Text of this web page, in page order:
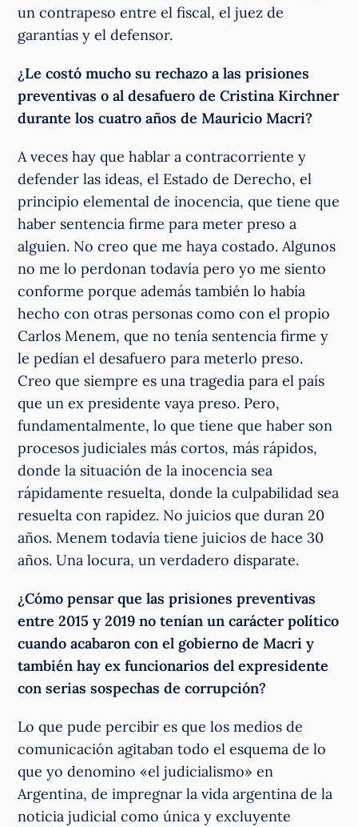
un contrapeso entre el fiscal, el juez de
garantías y el defensor.
¿Le costó mucho su rechazo a las prisiones
preventivas o al desafuero de Cristina Kirchner
durante los cuatro años de Mauricio Macri?
A veces hay que hablar a contracorriente y
defender las ideas, el Estado de Derecho, el
principio elemental de inocencia, que tiene que
haber sentencia firme para meter preso a
alguien. No creo que me haya costado. Algunos
no me lo perdonan todavía pero yo me siento
conforme porque además también lo había
hecho con otras personas como con el propio
Carlos Menem, que no tenía sentencia firme y
le pedían el desafuero para meterlo preso.
Creo que siempre es una tragedia para el país
que un ex presidente vaya preso. Pero,
fundamentalmente, lo que tiene que haber son
procesos judiciales más cortos, más rápidos,
donde la situación de la inocencia sea
rápidamente resuelta, donde la culpabilidad sea
resuelta con rapidez. No juicios que duran 20
años. Menem todavía tiene juicios de hace 30
años. Una locura, un verdadero disparate.
¿Cómo pensar que las prisiones preventivas
entre 2015 y 2019 no tenían un carácter político
cuando acabaron con el gobierno de Macri y
también hay ex funcionarios del expresidente
con serias sospechas de corrupción?
Lo que pude percibir es que los medios de
comunicación agitaban todo el esquema de lo
que yo denomino «el judicialismo» en
Argentina, de impregnar la vida argentina de la
noticia judicial como única y excluyente